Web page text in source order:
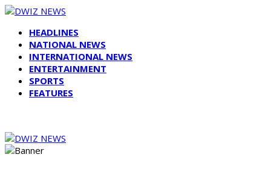
HEADLINES
NATIONAL NEWS
INTERNATIONAL NEWS
ENTERTAINMENT
SPORTS
FEATURES